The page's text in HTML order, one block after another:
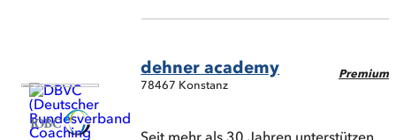
Premium
dehner academy
78467 Konstanz
Seit mehr als 30 Jahren unterstützen